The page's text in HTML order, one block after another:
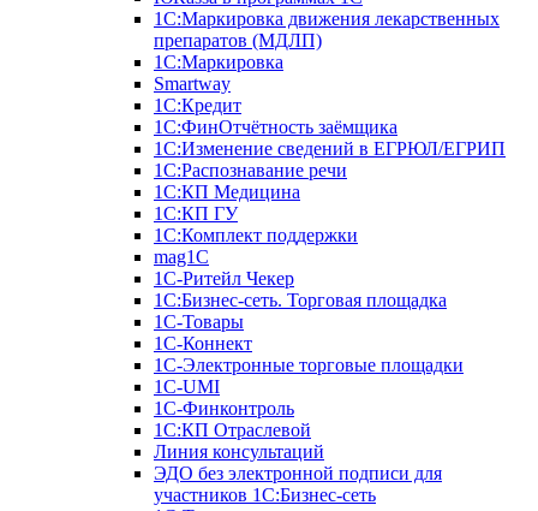
1С:Маркировка движения лекарственных
препаратов (МДЛП)
1С:Маркировка
Smartway
1С:Кредит
1С:ФинОтчётность заёмщика
1С:Изменение сведений в ЕГРЮЛ/ЕГРИП
1С:Распознавание речи
1С:КП Медицина
1С:КП ГУ
1С:Комплект поддержки
mag1C
1С-Ритейл Чекер
1С:Бизнес-сеть. Торговая площадка
1С-Товары
1С-Коннект
1С-Электронные торговые площадки
1C-UMI
1С-Финконтроль
1С:КП Отраслевой
Линия консультаций
ЭДО без электронной подписи для
участников 1С:Бизнес-сеть